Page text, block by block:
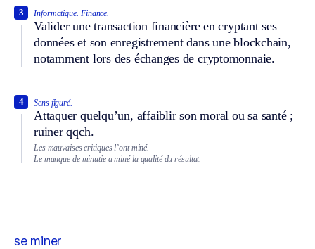
Informatique. Finance.
Valider une transaction financière en cryptant ses
données et son enregistrement dans une blockchain,
notamment lors des échanges de cryptomonnaie.
3
Sens figuré.
Attaquer quelqu’un, affaiblir son moral ou sa santé ;
ruiner qqch.
4
Les mauvaises critiques l’ont miné.
Le manque de minutie a miné la qualité du résultat.
se miner